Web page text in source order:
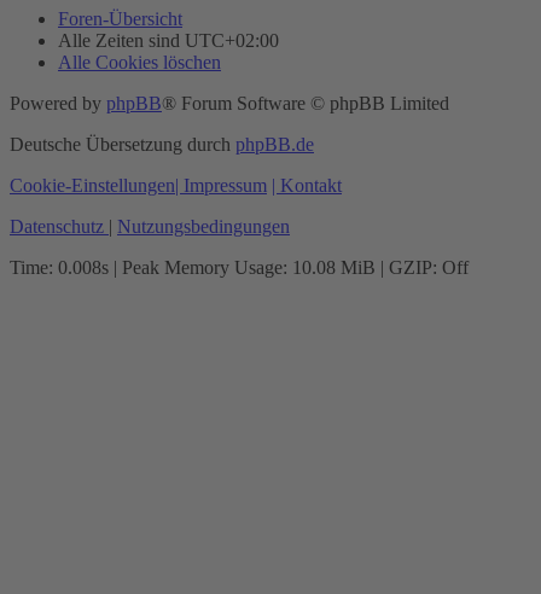
Foren-Übersicht
Alle Zeiten sind UTC+02:00
Alle Cookies löschen
Powered by phpBB® Forum Software © phpBB Limited
Deutsche Übersetzung durch phpBB.de
Cookie-Einstellungen| Impressum | Kontakt
Datenschutz | Nutzungsbedingungen
Time: 0.008s | Peak Memory Usage: 10.08 MiB | GZIP: Off